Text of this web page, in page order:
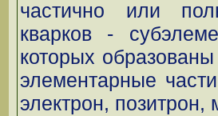
частично или
кварков -
которых
элементарные
электрон, позитрон,